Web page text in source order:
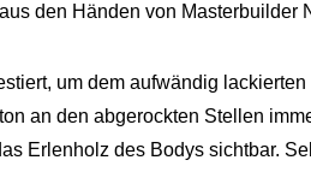
den Händen von Masterbuilder
um dem aufwändig
an den abgerockten Stellen
Erlenholz des Bodys sichtbar.